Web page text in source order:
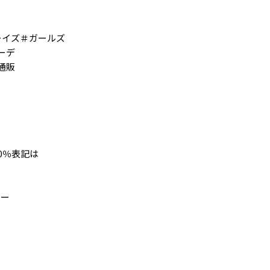
ズ＃ガールズ
デ
販
表記は